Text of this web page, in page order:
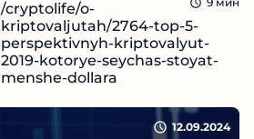
/cryptolife/o-
kriptovaljutah/2764-top-5-
perspektivnyh-kriptovalyut-
2019-kotorye-seychas-stoyat-
menshe-dollara
12.09.2024 Читать
12.09.2024